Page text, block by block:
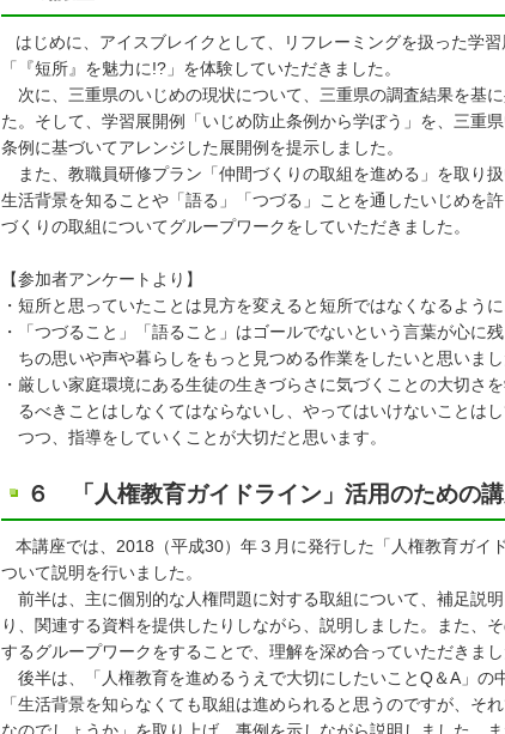
はじめに、アイスブレイクとして、リフレーミングを扱った学習
「『短所』を魅力に!?」を体験していただきました。
次に、三重県のいじめの現状について、三重県の調査結果を基
た。そして、学習展開例「いじめ防止条例から学ぼう」を、三重
条例に基づいてアレンジした展開例を提示しました。
また、教職員研修プラン「仲間づくりの取組を進める」を取り扱
生活背景を知ることや「語る」「つづる」ことを通したいじめを
づくりの取組についてグループワークをしていただきました。
【参加者アンケートより】
・短所と思っていたことは見方を変えると短所ではなくなるよう
・「つづること」「語ること」はゴールでないという言葉が心に
ちの思いや声や暮らしをもっと見つめる作業をしたいと思いまし
・厳しい家庭環境にある生徒の生きづらさに気づくことの大切さ
るべきことはしなくてはならないし、やってはいけないことは
つつ、指導をしていくことが大切だと思います。
６ 「人権教育ガイドライン」活用のための
本講座では、2018（平成30）年３月に発行した「人権教育ガイ
ついて説明を行いました。
前半は、主に個別的な人権問題に対する取組について、補足説
り、関連する資料を提供したりしながら、説明しました。また、
するグループワークをすることで、理解を深め合っていただきまし
後半は、「人権教育を進めるうえで大切にしたいことQ＆A」の
「生活背景を知らなくても取組は進められると思うのですが、そ